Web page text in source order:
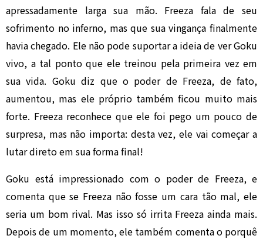
apressadamente larga sua mão. Freeza fala de seu
sofrimento no inferno, mas que sua vingança finalmente
havia chegado. Ele não pode suportar a ideia de ver Goku
vivo, a tal ponto que ele treinou pela primeira vez em
sua vida. Goku diz que o poder de Freeza, de fato,
aumentou, mas ele próprio também ficou muito mais
forte. Freeza reconhece que ele foi pego um pouco de
surpresa, mas não importa: desta vez, ele vai começar a
lutar direto em sua forma final!
Goku está impressionado com o poder de Freeza, e
comenta que se Freeza não fosse um cara tão mal, ele
seria um bom rival. Mas isso só irrita Freeza ainda mais.
Depois de um momento, ele também comenta o porquê